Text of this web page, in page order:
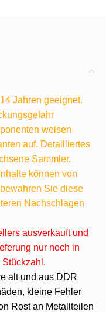
Jahren geeignet.
weisen
auf. Detailliertes
Sammler.
können von
Sie diese
Nachschlagen
ausverkauft und
nur noch in
alt und aus DDR
kleine Fehler
Rost an Metallteilen